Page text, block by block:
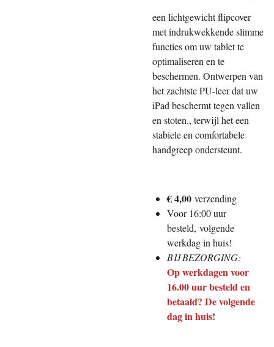
een lichtgewicht flipcover
met indrukwekkende slimme
functies om uw tablet te
optimaliseren en te
beschermen. Ontwerpen van
het zachtste PU-leer dat uw
iPad beschermt tegen vallen
en stoten., terwijl het een
stabiele en comfortabele
handgreep ondersteunt.
€ 4,00 verzending
Voor 16:00 uur
besteld, volgende
werkdag in huis!
BIJ BEZORGING:
Op werkdagen voor
16.00 uur besteld en
betaald? De volgende
dag in huis!